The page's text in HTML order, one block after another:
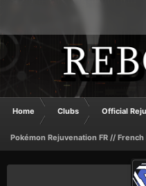
Home Clubs Official
Pokémon Rejuvenation FR //